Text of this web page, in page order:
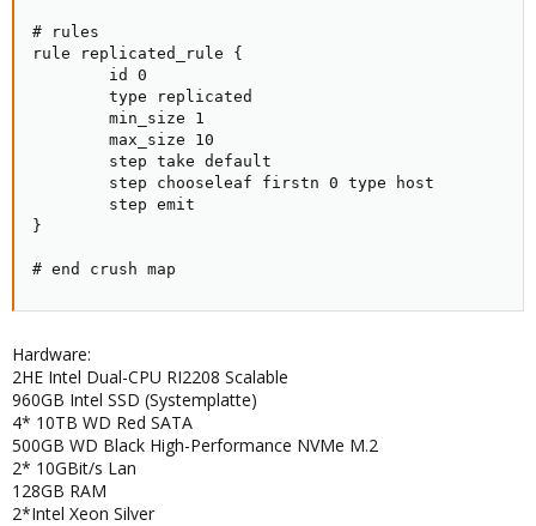
# rules
rule replicated_rule {
        id 0
        type replicated
        min_size 1
        max_size 10
        step take default
        step chooseleaf firstn 0 type host
        step emit
}
# end crush map
Hardware:
2HE Intel Dual-CPU RI2208 Scalable
960GB Intel SSD (Systemplatte)
4* 10TB WD Red SATA
500GB WD Black High-Performance NVMe M.2
2* 10GBit/s Lan
128GB RAM
2*Intel Xeon Silver